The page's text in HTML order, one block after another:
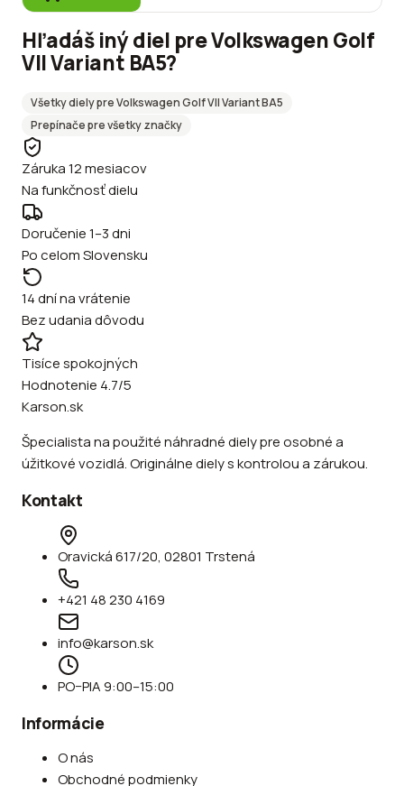
Hľadáš iný diel preVolkswagenGolf
VII Variant BA5?
Všetky diely preVolkswagenGolf VII Variant BA5
Prepínačepre všetky značky
Záruka 12 mesiacov
Na funkčnosť dielu
Doručenie 1–3 dni
Po celom Slovensku
14 dní na vrátenie
Bez udania dôvodu
Tisíce spokojných
Hodnotenie 4.7/5
Karson.sk
Špecialista na použité náhradné diely pre osobné a
úžitkové vozidlá. Originálne diely s kontrolou a zárukou.
Kontakt
Oravická 617/20, 02801 Trstená
+421 48 230 4169
info@karson.sk
PO–PIA 9:00–15:00
Informácie
O nás
Obchodné podmienky